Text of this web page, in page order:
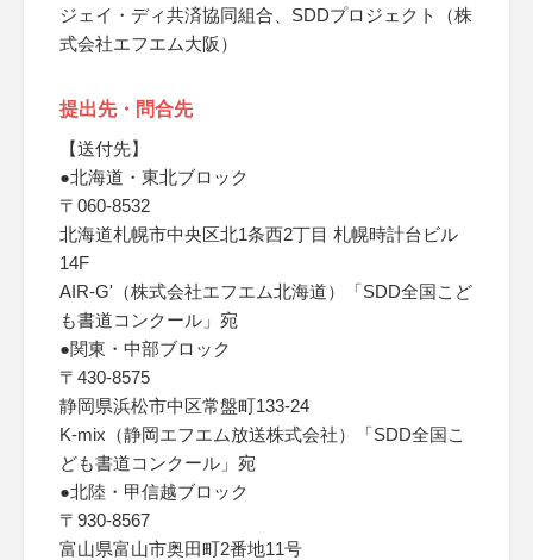
ジェイ・ディ共済協同組合、SDDプロジェクト（株
式会社エフエム大阪）
提出先・問合先
【送付先】
●北海道・東北ブロック
〒060-8532
北海道札幌市中央区北1条西2丁目 札幌時計台ビル
14F
AIR-G'（株式会社エフエム北海道）「SDD全国こど
も書道コンクール」宛
●関東・中部ブロック
〒430-8575
静岡県浜松市中区常盤町133-24
K-mix（静岡エフエム放送株式会社）「SDD全国こ
ども書道コンクール」宛
●北陸・甲信越ブロック
〒930-8567
富山県富山市奥田町2番地11号